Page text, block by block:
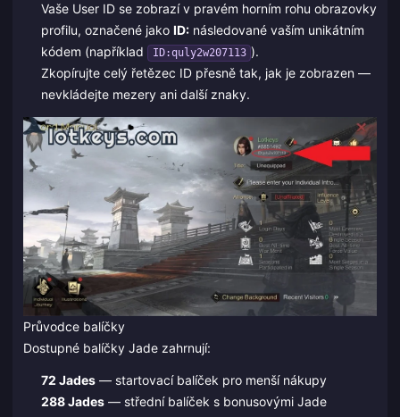
Vaše User ID se zobrazí v pravém horním rohu obrazovky
profilu, označené jako ID:následované vaším unikátním
kódem (například
ID:quly2w207113 ).
Zkopírujte celý řetězec ID přesně tak, jak je zobrazen —
nevkládejte mezery ani další znaky.
Průvodce balíčky
Dostupné balíčky Jade zahrnují:
72 Jades— startovací balíček pro menší nákupy
288 Jades— střední balíček s bonusovými Jade